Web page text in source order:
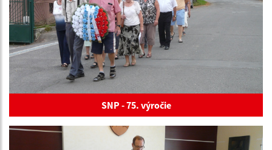
SNP - 75. výročie